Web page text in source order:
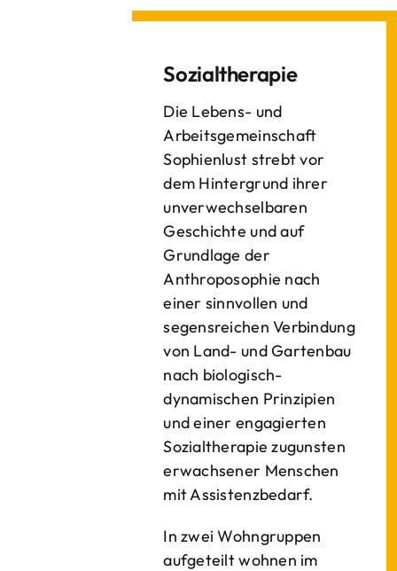
Sozialtherapie
Die Lebens- und
Arbeitsgemeinschaft
Sophienlust strebt vor
dem Hintergrund ihrer
unverwechselbaren
Geschichte und auf
Grundlage der
Anthroposophie nach
einer sinnvollen und
segensreichen Verbindung
von Land- und Gartenbau
nach biologisch-
dynamischen Prinzipien
und einer engagierten
Sozialtherapie zugunsten
erwachsener Menschen
mit Assistenzbedarf.
In zwei Wohngruppen
aufgeteilt wohnen im